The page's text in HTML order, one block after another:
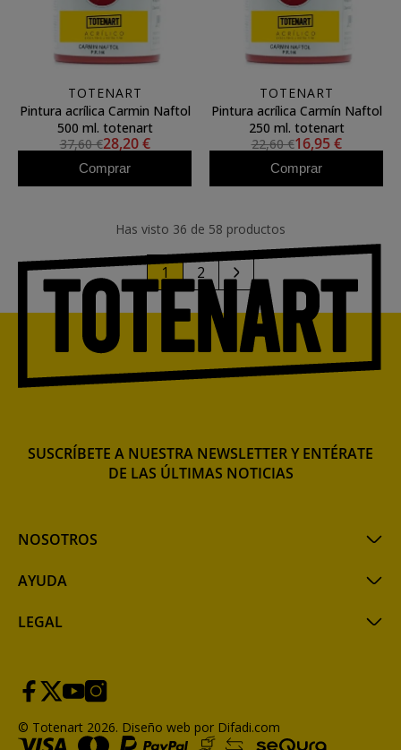
TOTENART
Pintura acrílica Carmin Naftol
500 ml. totenart
37,60 €28,20 €
Comprar
TOTENART
Pintura acrílica Carmín Naftol
250 ml. totenart
22,60 €16,95 €
Comprar
Has visto 36 de 58 productos
1 2
NOSOTROS
AYUDA
LEGAL
SUSCRÍBETE A NUESTRA NEWSLETTER Y ENTÉRATE
DE LAS ÚLTIMAS NOTICIAS
© Totenart 2026. Diseño web por Difadi.com